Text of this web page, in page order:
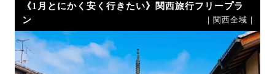
《1月とにかく安く行きたい》関西旅行フリープラ
ン
｜関西全域｜